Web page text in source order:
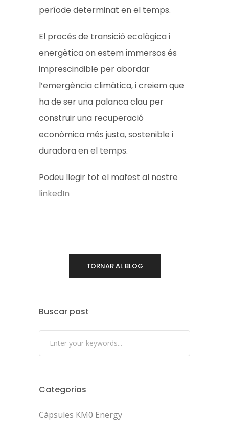
període determinat en el temps.
El procés de transició ecològica i
energètica on estem immersos és
imprescindible per abordar
l’emergència climàtica, i creiem que
ha de ser una palanca clau per
construir una recuperació
econòmica més justa, sostenible i
duradora en el temps.
Podeu llegir tot el mafest al nostre
linkedIn
TORNAR AL BLOG
Buscar post
Categorias
Càpsules KM0 Energy